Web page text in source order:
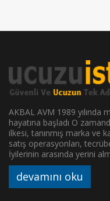
AKBAL AVM 1989 yılında
hayatına başladı O
ilkesi, tanınmış marka ve
satış operasyonları,
İyilerinin arasında yerini
devamını oku